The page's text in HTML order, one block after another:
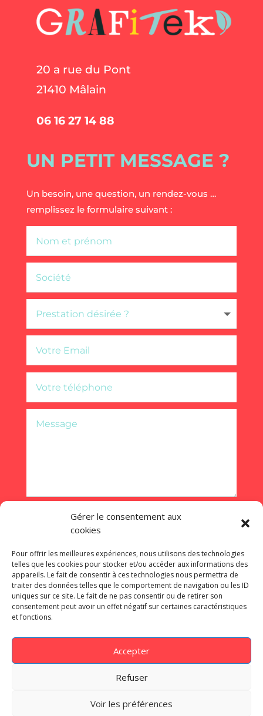
Gérer le consentement aux
cookies
Pour offrir les meilleures expériences, nous utilisons des technologies
telles que les cookies pour stocker et/ou accéder aux informations des
appareils. Le fait de consentir à ces technologies nous permettra de
traiter des données telles que le comportement de navigation ou les ID
uniques sur ce site. Le fait de ne pas consentir ou de retirer son
consentement peut avoir un effet négatif sur certaines caractéristiques
et fonctions.
Accepter
Refuser
Voir les préférences
20 a rue du Pont
21410 Mâlain
06 16 27 14 88
UN PETIT MESSAGE ?
Un besoin, une question, un rendez-vous …
remplissez le formulaire suivant :
©onception de site internet à Dijon –
Légales|Politique de confidentialité
Nos dernières réalisations :Babette
Essentiel’Hop–
Jura Ride–Concept et